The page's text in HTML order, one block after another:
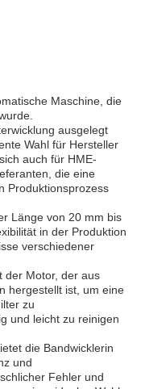
Maschine, die
ausgelegt
Wahl für Hersteller
auch für HME-
die eine
Produktionsprozess
Länge von 20 mm bis
in der Produktion
verschiedener
der Motor, der aus
hergestellt ist, um eine
zu
und leicht zu reinigen
die Bandwicklerin
und
Fehler und